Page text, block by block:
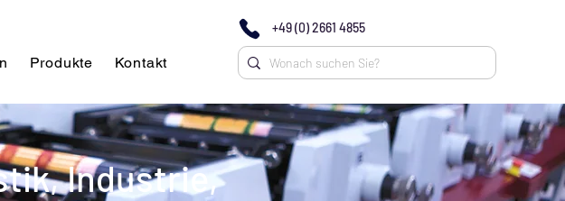
Produkte Kontakt
+49 (0) 2661 4855
Industrie,